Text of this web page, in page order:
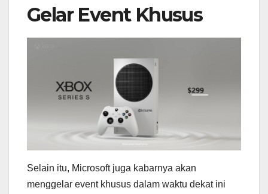
Gelar Event Khusus
Selain itu, Microsoft juga kabarnya akan
menggelar event khusus dalam waktu dekat ini